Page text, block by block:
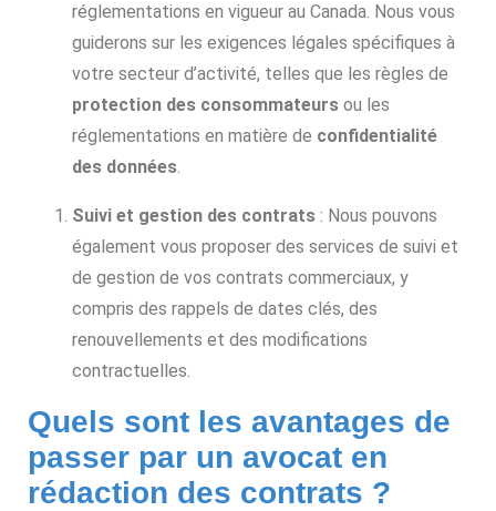
réglementations en vigueur au Canada. Nous vous
guiderons sur les exigences légales spécifiques à
votre secteur d’activité, telles que les règles de
protection des consommateurs ou les
réglementations en matière de confidentialité
des données.
Suivi et gestion des contrats : Nous pouvons
également vous proposer des services de suivi et
de gestion de vos contrats commerciaux, y
compris des rappels de dates clés, des
renouvellements et des modifications
contractuelles.
Quels sont les avantages de
passer par un avocat en
rédaction des contrats ?